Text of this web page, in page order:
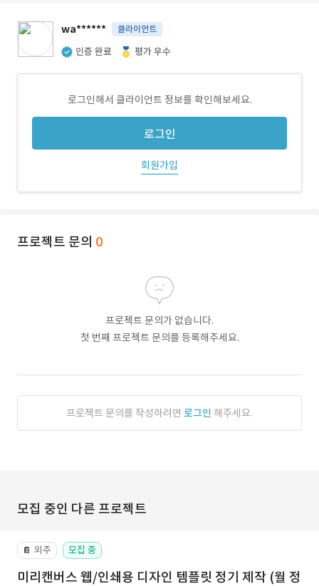
wa****** 클라이언트
인증 완료 평가 우수
로그인해서 클라이언트 정보를 확인해보세요.
로그인
회원가입
프로젝트 문의 0
프로젝트 문의가 없습니다.
첫 번째 프로젝트 문의를 등록해주세요.
프로젝트 문의를 작성하려면 로그인 해주세요.
모집 중인 다른 프로젝트
📔 외주 모집 중
미리캔버스 웹/인쇄용 디자인 템플릿 정기 제작 (월 정